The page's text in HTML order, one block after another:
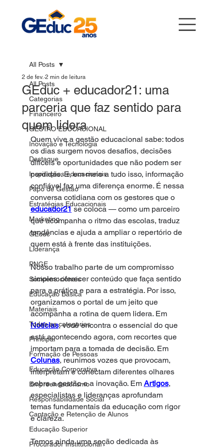
All Posts
Categorias
Financeiro
GESTÃO EDUCACIONAL
Inovação e Tecnologia
Destaque
Inspirações educacionais
Papo de Gestão
Estratégias Educacionais
Marketing
GEduc
Liderança
PNGE
Socioemocionais
Educação Básica
Materiais
Todas as categorias
Principal
Formação de Pessoas
Educação Corporativa
Empreendedorismo
Responsabilidade Social
Captação e Retenção de Alunos
Educação Superior
Procurador Institucional
All Posts
GEduc + educador21: uma
parceria que faz sentido para
quem lidera
2 de fev. 2 min de leitura
Quem vive a gestão educacional sabe: todos
os dias surgem novos desafios, decisões
difíceis e oportunidades que não podem ser
perdidas. E, em meio a tudo isso, informação
confiável faz uma diferença enorme. É nessa
conversa cotidiana com os gestores que o
educador21 se coloca — como um parceiro
que acompanha o ritmo das escolas, traduz
tendências e ajuda a ampliar o repertório de
quem está à frente das instituições.
Nosso trabalho parte de um compromisso
simples: oferecer conteúdo que faça sentido
para a prática e para a estratégia. Por isso,
organizamos o portal de um jeito que
acompanha a rotina de quem lidera. Em
Notícias, você encontra o essencial do que
está acontecendo agora, com recortes que
importam para a tomada de decisão. Em
Colunas, reunimos vozes que provocam,
interpretam e conectam diferentes olhares
sobre a gestão e a inovação. Em Artigos,
especialistas e lideranças aprofundam
temas fundamentais da educação com rigor
e clareza.
Temos ainda uma seção dedicada às